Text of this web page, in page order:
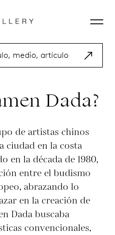
Dada?
de artistas chinos
ciudad en la costa
en la década de 1980,
entre el budismo
abrazando lo
en la creación de
Dada buscaba
convencionales,